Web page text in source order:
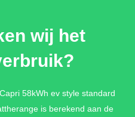
I - STYLE
met memory
wij het
58kWh ev style standard
is berekend aan de